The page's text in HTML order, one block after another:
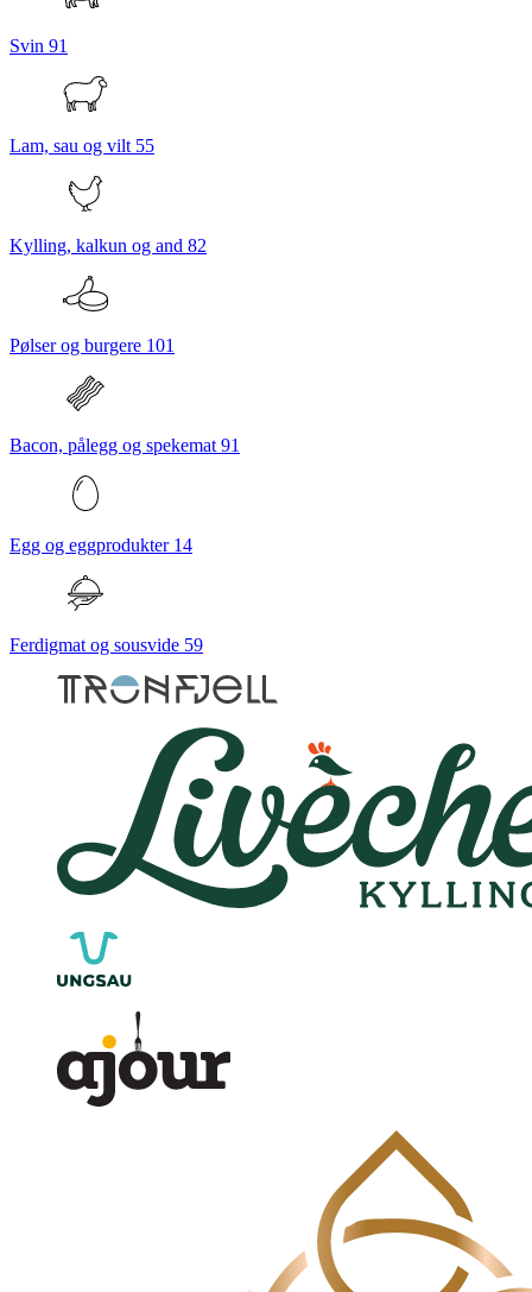
Svin 91
Lam, sau og vilt 55
Kylling, kalkun og and 82
Pølser og burgere 101
Bacon, pålegg og spekemat 91
Egg og eggprodukter 14
Ferdigmat og sousvide 59